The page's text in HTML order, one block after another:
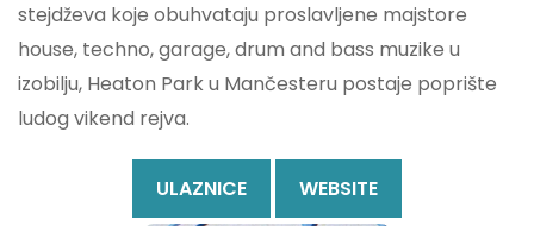
stejdževa koje obuhvataju proslavljene majstore
house, techno, garage, drum and bass muzike u
izobilju, Heaton Park u Mančesteru postaje poprište
ludog vikend rejva.
ULAZNICE WEBSITE